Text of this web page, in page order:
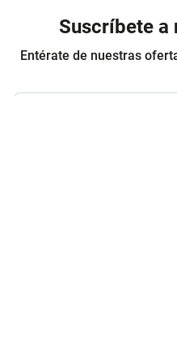
Suscríbete a
Entérate de nuestras